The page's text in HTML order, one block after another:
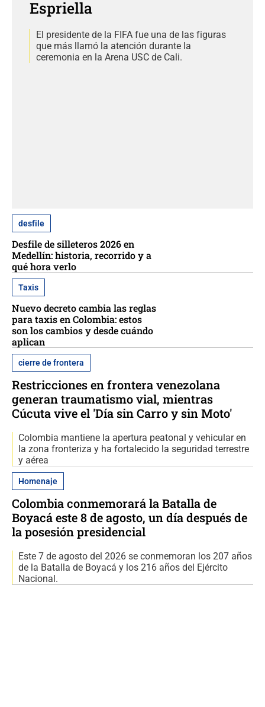
Espriella
El presidente de la FIFA fue una de las figuras
que más llamó la atención durante la
ceremonia en la Arena USC de Cali.
desfile
Desfile de silleteros 2026 en
Medellín: historia, recorrido y a
qué hora verlo
Taxis
Nuevo decreto cambia las reglas
para taxis en Colombia: estos
son los cambios y desde cuándo
aplican
cierre de frontera
Restricciones en frontera venezolana
generan traumatismo vial, mientras
Cúcuta vive el 'Día sin Carro y sin Moto'
Colombia mantiene la apertura peatonal y vehicular en
la zona fronteriza y ha fortalecido la seguridad terrestre
y aérea
Homenaje
Colombia conmemorará la Batalla de
Boyacá este 8 de agosto, un día después de
la posesión presidencial
Este 7 de agosto del 2026 se conmemoran los 207 años
de la Batalla de Boyacá y los 216 años del Ejército
Nacional.